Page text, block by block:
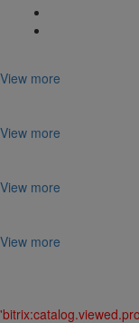
View more
View more
View more
View more